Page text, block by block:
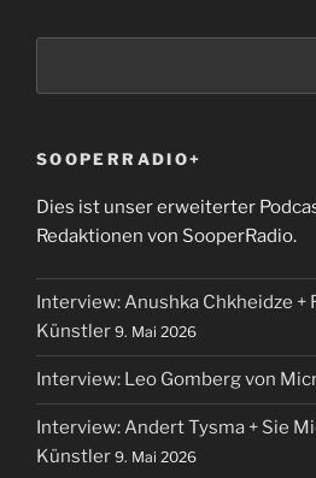
SOOPERRADIO+
Dies ist unser erweiterter
Redaktionen von SooperRadio.
Interview: Anushka Chkheidze +
Künstler 9. Mai 2026
Interview: Leo Gomberg von
Interview: Andert Tysma + Sie
Künstler 9. Mai 2026